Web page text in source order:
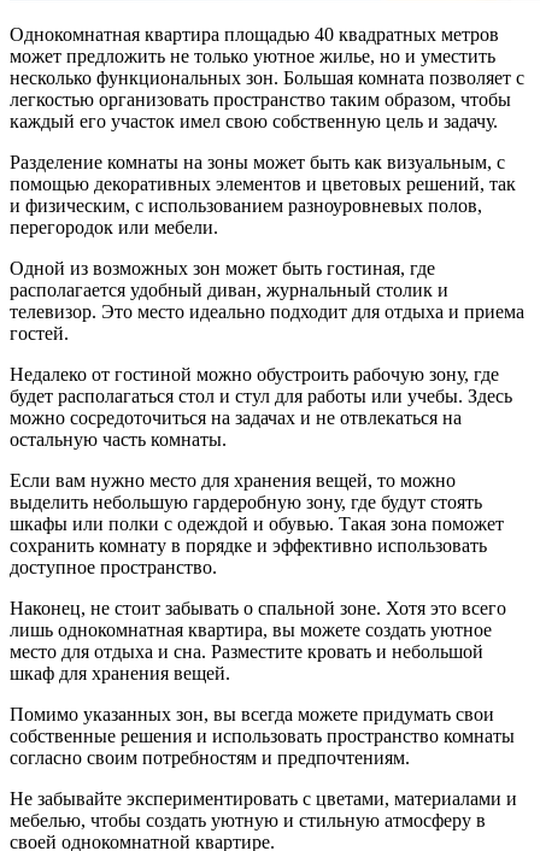
Однокомнатная квартира площадью 40 квадратных метров
может предложить не только уютное жилье, но и уместить
несколько функциональных зон. Большая комната позволяет с
легкостью организовать пространство таким образом, чтобы
каждый его участок имел свою собственную цель и задачу.
Разделение комнаты на зоны может быть как визуальным, с
помощью декоративных элементов и цветовых решений, так
и физическим, с использованием разноуровневых полов,
перегородок или мебели.
Одной из возможных зон может быть гостиная, где
располагается удобный диван, журнальный столик и
телевизор. Это место идеально подходит для отдыха и приема
гостей.
Недалеко от гостиной можно обустроить рабочую зону, где
будет располагаться стол и стул для работы или учебы. Здесь
можно сосредоточиться на задачах и не отвлекаться на
остальную часть комнаты.
Если вам нужно место для хранения вещей, то можно
выделить небольшую гардеробную зону, где будут стоять
шкафы или полки с одеждой и обувью. Такая зона поможет
сохранить комнату в порядке и эффективно использовать
доступное пространство.
Наконец, не стоит забывать о спальной зоне. Хотя это всего
лишь однокомнатная квартира, вы можете создать уютное
место для отдыха и сна. Разместите кровать и небольшой
шкаф для хранения вещей.
Помимо указанных зон, вы всегда можете придумать свои
собственные решения и использовать пространство комнаты
согласно своим потребностям и предпочтениям.
Не забывайте экспериментировать с цветами, материалами и
мебелью, чтобы создать уютную и стильную атмосферу в
своей однокомнатной квартире.